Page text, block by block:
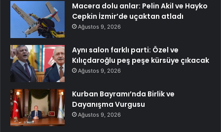
Macera dolu anlar: Pelin Akil ve Hayko
Cepkin İzmir’de uçaktan atladı
Ağustos 9, 2026
Aynı salon farklı parti: Özel ve
Kılıçdaroğlu peş peşe kürsüye çıkacak
Ağustos 9, 2026
Kurban Bayramı’nda Birlik ve
Dayanışma Vurgusu
Ağustos 9, 2026